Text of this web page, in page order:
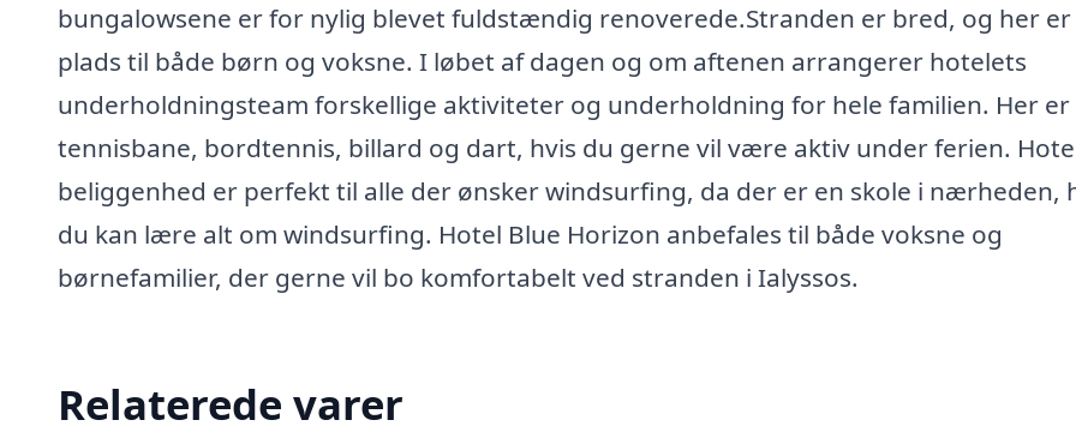
bungalowsene er for nylig blevet fuldstændig renoverede.Stranden er bred, og her
plads til både børn og voksne. I løbet af dagen og om aftenen arrangerer hotelets
underholdningsteam forskellige aktiviteter og underholdning for hele familien. Her er
tennisbane, bordtennis, billard og dart, hvis du gerne vil være aktiv under ferien.
beliggenhed er perfekt til alle der ønsker windsurfing, da der er en skole i nærheden,
du kan lære alt om windsurfing. Hotel Blue Horizon anbefales til både voksne og
børnefamilier, der gerne vil bo komfortabelt ved stranden i Ialyssos.
Relaterede varer